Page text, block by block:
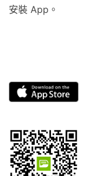
安裝 App。